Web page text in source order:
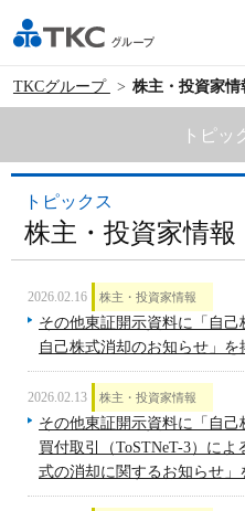
TKCグループ 株主・投資家情
トピッ
トピックス
株主・投資家情報
2026.02.16 株主・投資家情報
その他東証開示資料に「自
自己株式消却のお知らせ」を
2026.02.13 株主・投資家情報
その他東証開示資料に「自
買付取引（ToSTNeT-3）に
式の消却に関するお知らせ」